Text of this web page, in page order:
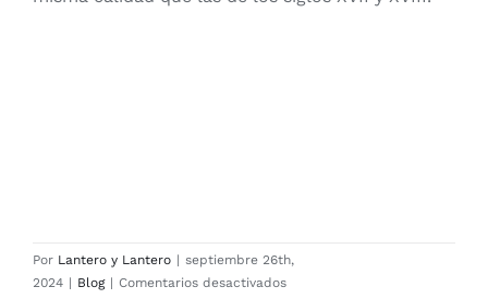
Por Lantero y Lantero | septiembre 26th,
2024 | Blog | Comentarios desactivadosen